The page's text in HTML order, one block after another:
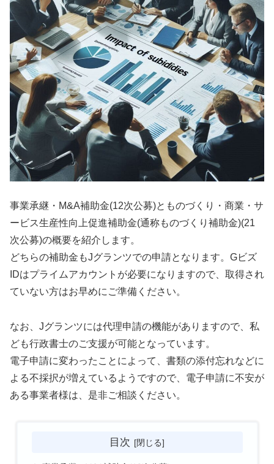
事業承継・M&A補助金(12次公募)とものづくり・商業・サ
ービス生産性向上促進補助金(通称ものづくり補助金)(21
次公募)の概要を紹介します。
どちらの補助金もJグランツでの申請となります。Gビズ
IDはプライムアカウントが必要になりますので、取得され
ていない方はお早めにご準備ください。
なお、Jグランツには代理申請の機能がありますので、私
ども行政書士のご支援が可能となっています。
電子申請に変わったことによって、書類の添付忘れなどに
よる不採択が増えているようですので、電子申請に不安が
ある事業者様は、是非ご相談ください。
目次